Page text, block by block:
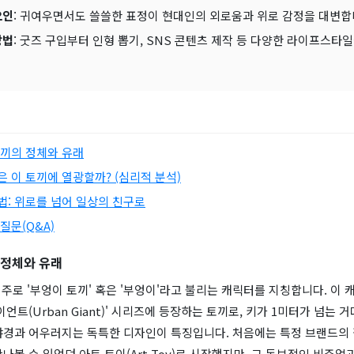
: 귀여우면서도 쓸쓸한 표정이 현대인의 외로움과 위로 감정을 대변
: 굿즈 구입부터 인형 뽑기, SNS 콘텐츠 제작 등 다양한 라이프스타
의 정체와 유래
이 토끼에 열광할까? (심리적 분석)
: 위로를 넘어 일상의 친구로
문(Q&A)
체와 유래
로 '부엉이 토끼' 혹은 '부엉이'라고 불리는 캐릭터를 지칭합니다. 이
언트(Urban Giant)' 시리즈에 등장하는 토끼로, 키가 1미터가 넘는 거
과 어우러지는 독특한 디자인이 특징입니다. 처음에는 특정 브랜드의